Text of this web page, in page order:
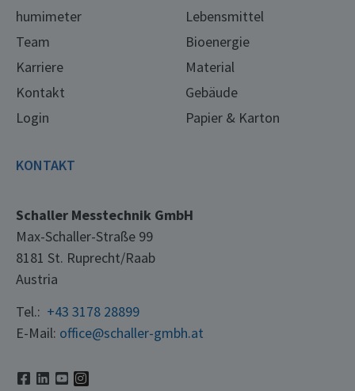
humimeter
Team
Karriere
Kontakt
Login
Lebensmittel
Bioenergie
Material
Gebäude
Papier & Karton
KONTAKT
Schaller Messtechnik GmbH
Max-Schaller-Straße 99
8181 St. Ruprecht/Raab
Austria
Tel.: +43 3178 28899
E-Mail: office@schaller-gmbh.at